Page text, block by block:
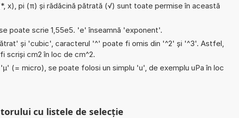
x), pi (π) și rădăcină pătrată (√) sunt toate permise în această
poate scrie 1,55e5. 'e' înseamnă 'exponent'.
și 'cubic', caracterul '^' poate fi omis din '^2' și '^3'. Astfel,
scriși cm2 în loc de cm^2.
(= micro), se poate folosi un simplu 'u', de exemplu uPa în loc
cu listele de selecție